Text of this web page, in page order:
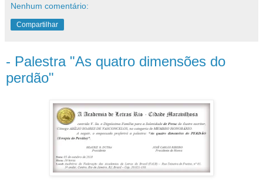
Nenhum comentário:
Compartilhar
- Palestra "As quatro dimensões do
perdão"